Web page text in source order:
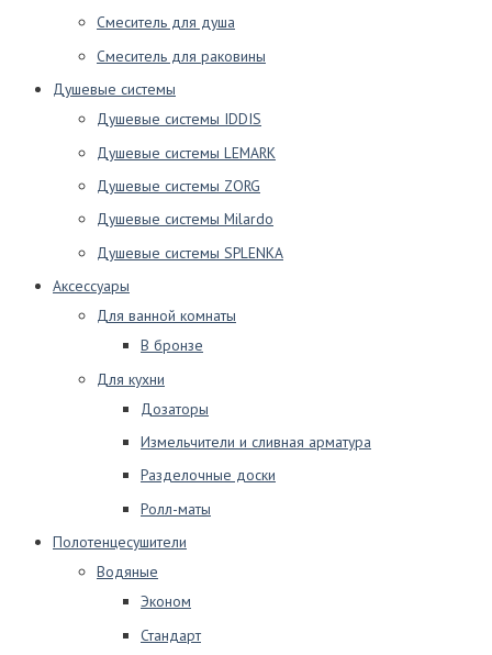
Смеситель для душа
Смеситель для раковины
Душевые системы
Душевые системы IDDIS
Душевые системы LEMARK
Душевые системы ZORG
Душевые системы Milardo
Душевые системы SPLENKA
Аксессуары
Для ванной комнаты
В бронзе
Для кухни
Дозаторы
Измельчители и сливная арматура
Разделочные доски
Ролл-маты
Полотенцесушители
Водяные
Эконом
Стандарт